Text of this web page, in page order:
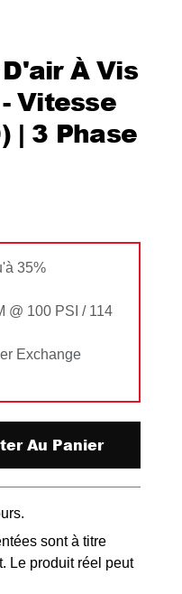
À Vis
Vitesse
| 3 Phase
35%
@ 100 PSI / 114
Exchange
Au Panier
sont à titre
Le produit réel peut